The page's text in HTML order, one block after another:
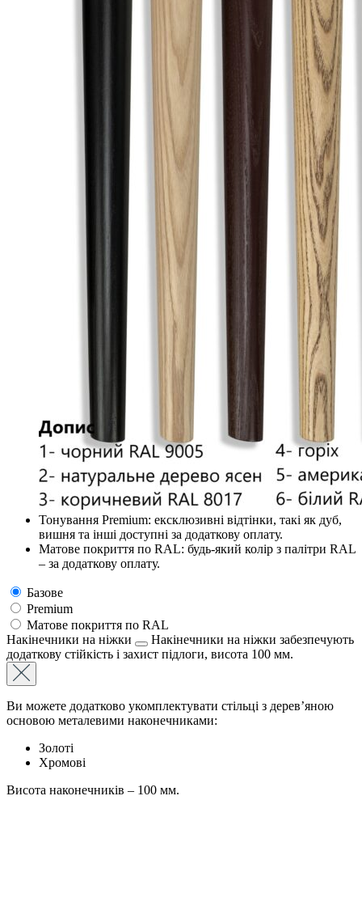
Тонування Premium: ексклюзивні відтінки, такі як дуб,
вишня та інші доступні за додаткову оплату.
Матове покриття по RAL: будь-який колір з палітри RAL
– за додаткову оплату.
Базове
Premium
Матове покриття по RAL
Накінечники на ніжки
Накінечники на ніжки забезпечують
додаткову стійкість і захист підлоги, висота 100 мм.
Ви можете додатково укомплектувати стільці з дерев’яною
основою металевими наконечниками:
Золоті
Хромові
Висота наконечників – 100 мм.